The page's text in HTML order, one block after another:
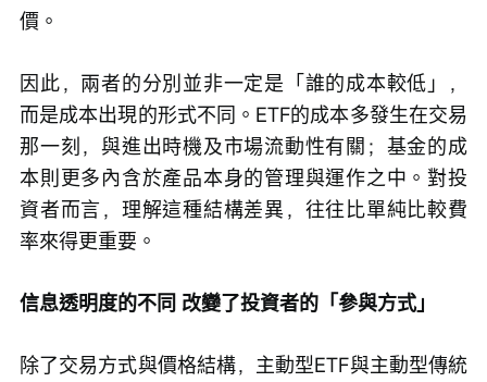
價。
因此，兩者的分別並非一定是「誰的成本較低」，
而是成本出現的形式不同。ETF的成本多發生在交易
那一刻，與進出時機及市場流動性有關；基金的成
本則更多內含於產品本身的管理與運作之中。對投
資者而言，理解這種結構差異，往往比單純比較費
率來得更重要。
信息透明度的不同 改變了投資者的「參與方式」
除了交易方式與價格結構，主動型ETF與主動型傳統